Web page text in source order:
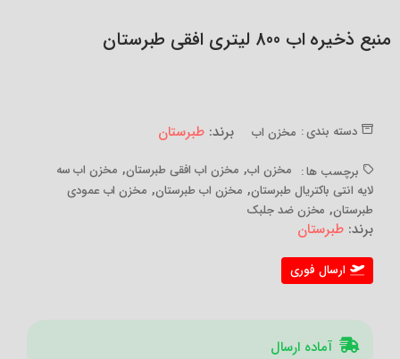
منبع ذخیره اب 800 لیتری افقی طبرستان
دسته بندی : مخزن اب برند: طبرستان
برچسب ها : مخزن اب, مخزن اب افقی طبرستان, مخزن اب سه
لایه انتی باکتریال طبرستان, مخزن اب طبرستان, مخزن اب عمودی
طبرستان, مخزن ضد جلبک
برند: طبرستان
ارسال فوری
آماده ارسال